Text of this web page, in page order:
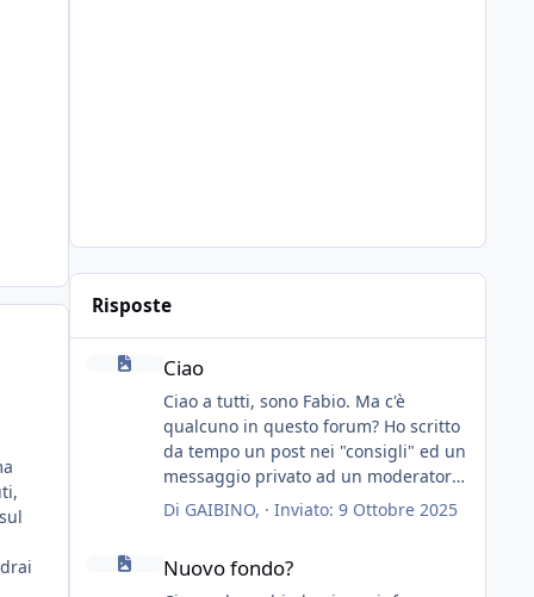
Risposte
Ciao
Ciao a tutti, sono Fabio. Ma c'è
qualcuno in questo forum? Ho scritto
da tempo un post nei "consigli" ed un
messaggio privato ad un moderatore
ma nessuno risponde... mah, chissà...
Di GAIBINO, · Inviato: 9 Ottobre 2025
Nuovo fondo?
Nuovo fondo?